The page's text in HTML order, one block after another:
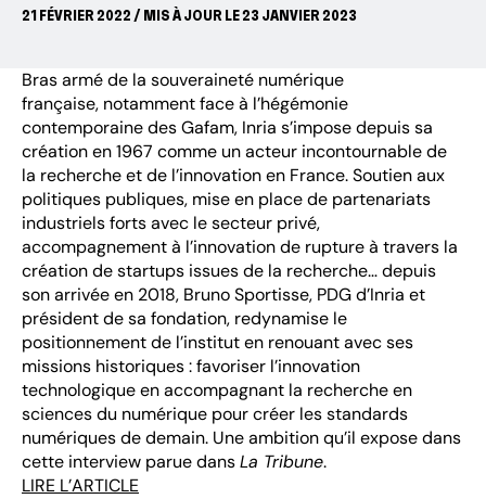
21 FÉVRIER 2022 / MIS À JOUR LE 23 JANVIER 2023
Bras armé de la souveraineté numérique
française, notamment face à l’hégémonie
contemporaine des Gafam, Inria s’impose depuis sa
création en 1967 comme un acteur incontournable de
la recherche et de l’innovation en France. Soutien aux
politiques publiques, mise en place de partenariats
industriels forts avec le secteur privé,
accompagnement à l’innovation de rupture à travers la
création de startups issues de la recherche… depuis
son arrivée en 2018, Bruno Sportisse, PDG d’Inria et
président de sa fondation, redynamise le
positionnement de l’institut en renouant avec ses
missions historiques : favoriser l’innovation
technologique en accompagnant la recherche en
sciences du numérique pour créer les standards
numériques de demain. Une ambition qu’il expose dans
cette interview parue dansLa Tribune.
LIRE L’ARTICLE